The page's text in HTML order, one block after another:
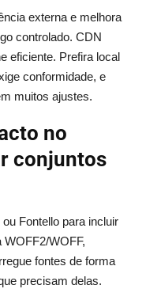
externa e melhora
controlado. CDN
eficiente. Prefira local
conformidade, e
muitos ajustes.
no
conjuntos
Fontello para incluir
WOFF,
fontes de forma
precisam delas.